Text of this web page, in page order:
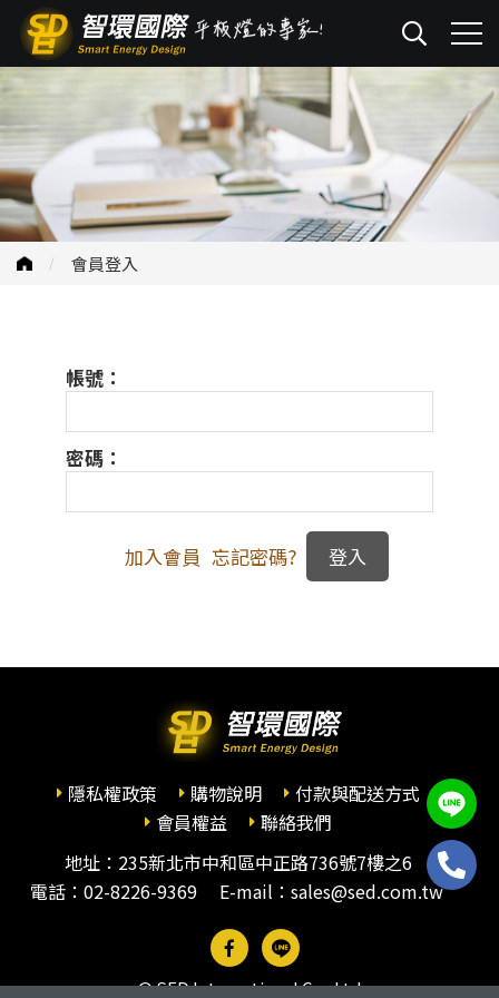
會員登入
帳號：
密碼：
加入會員 忘記密碼?
隱私權政策 購物說明
付款與配送方式
會員權益
聯絡我們
地址：235新北市中和區中正路736號7樓之6
電話： 02-8226-9369 E-mail：sales@sed.com.tw
© SED International Co., Ltd